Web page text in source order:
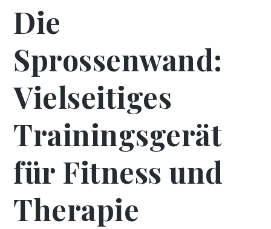
Die
Sprossenwand:
Vielseitiges
Trainingsgerät
für Fitness und
Therapie